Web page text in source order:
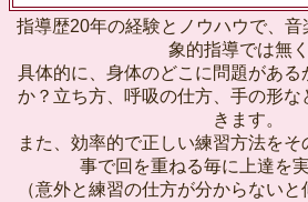
指導歴20年の経験とノウハウで、
象的指導では無く
具体的に、身体のどこに問題があ
か？立ち方、呼吸の仕方、手の形な
きます。
また、効率的で正しい練習方法をそ
事で回を重ねる毎に上達を
（意外と練習の仕方が分からないと